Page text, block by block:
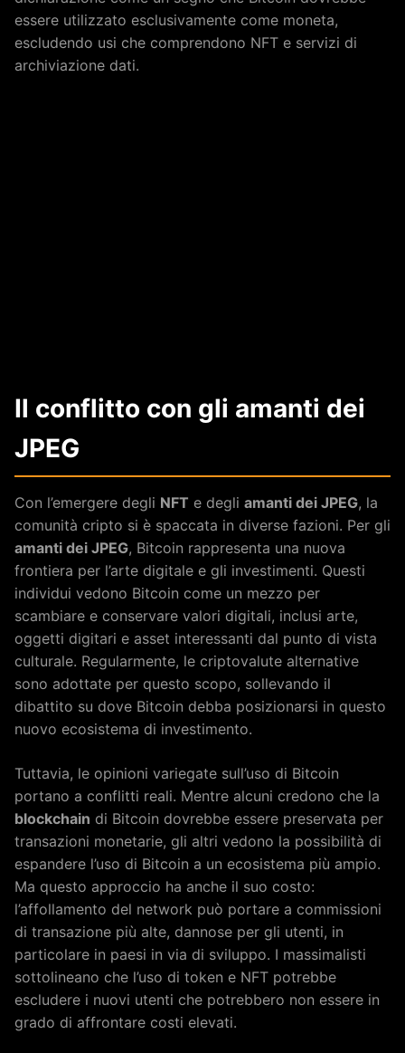
essere utilizzato esclusivamente come moneta,
escludendo usi che comprendono NFT e servizi di
archiviazione dati.
Il conflitto con gli amanti dei
JPEG
Con l’emergere degli NFT e degli amanti dei JPEG, la
comunità cripto si è spaccata in diverse fazioni. Per gli
amanti dei JPEG, Bitcoin rappresenta una nuova
frontiera per l’arte digitale e gli investimenti. Questi
individui vedono Bitcoin come un mezzo per
scambiare e conservare valori digitali, inclusi arte,
oggetti digitari e asset interessanti dal punto di vista
culturale. Regularmente, le criptovalute alternative
sono adottate per questo scopo, sollevando il
dibattito su dove Bitcoin debba posizionarsi in questo
nuovo ecosistema di investimento.
Tuttavia, le opinioni variegate sull’uso di Bitcoin
portano a conflitti reali. Mentre alcuni credono che la
blockchain di Bitcoin dovrebbe essere preservata per
transazioni monetarie, gli altri vedono la possibilità di
espandere l’uso di Bitcoin a un ecosistema più ampio.
Ma questo approccio ha anche il suo costo:
l’affollamento del network può portare a commissioni
di transazione più alte, dannose per gli utenti, in
particolare in paesi in via di sviluppo. I massimalisti
sottolineano che l’uso di token e NFT potrebbe
escludere i nuovi utenti che potrebbero non essere in
grado di affrontare costi elevati.